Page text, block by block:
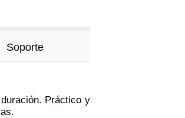
Soporte
Práctico y